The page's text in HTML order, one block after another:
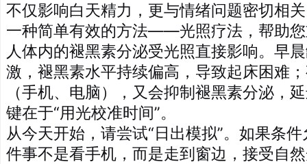
不仅影响白天精力，更与情绪问题密切相
一种简单有效的方法——光照疗法，帮助
人体内的褪黑素分泌受光照直接影响。早
激，褪黑素水平持续偏高，导致起床困难
（手机、电脑），又会抑制褪黑素分泌，
键在于“用光校准时间”。
从今天开始，请尝试“日出模拟”。如果条
件事不是看手机，而是走到窗边，接受自